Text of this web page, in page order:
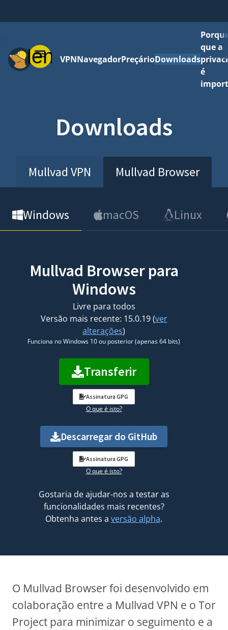
MenuVPNNavegadorPreçárioDownloads
que a
é
Downloads
Mullvad VPN Mullvad Browser
Windows macOS Linux
Mullvad Browser para
Windows
Livre para todos
Versão mais recente: 15.0.19 (ver
alterações)
Funciona no Windows 10 ou posterior (apenas 64 bits)
Transferir
Assinatura GPG
O que é isto?
Descarregar do GitHub
Assinatura GPG
O que é isto?
Gostaria de ajudar-nos a testar as
funcionalidades mais recentes?
Obtenha antes a versão alpha.
O Mullvad Browser foi desenvolvido em
colaboração entre a Mullvad VPN e o Tor
Project para minimizar o seguimento e a